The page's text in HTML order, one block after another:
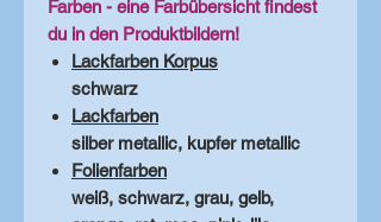
Farben - eine Farbübersicht findest
du in den Produktbildern!
Lackfarben Korpus
schwarz
Lackfarben
silber metallic, kupfer metallic
Folienfarben
weiß, schwarz, grau, gelb,